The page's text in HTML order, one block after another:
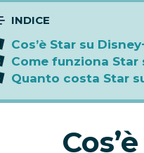
Cos’è Star su
Come funziona Star
Quanto costa Star